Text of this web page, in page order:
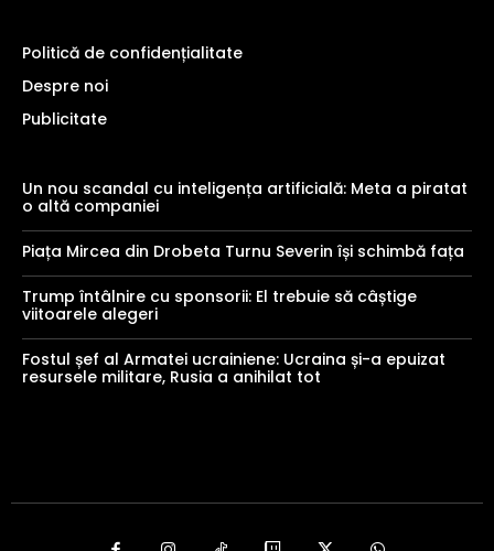
Politică de confidențialitate
Despre noi
Publicitate
Un nou scandal cu inteligența artificială: Meta a piratat
o altă companiei
Piața Mircea din Drobeta Turnu Severin își schimbă fața
Trump întâlnire cu sponsorii: El trebuie să câștige
viitoarele alegeri
Fostul șef al Armatei ucrainiene: Ucraina și-a epuizat
resursele militare, Rusia a anihilat tot